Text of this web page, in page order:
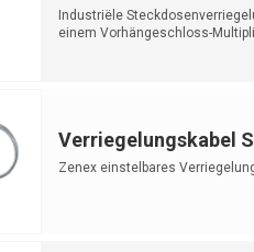
Industriële
einem Vorhängeschloss-
Verriegelungskabel
Zenex einstelbares